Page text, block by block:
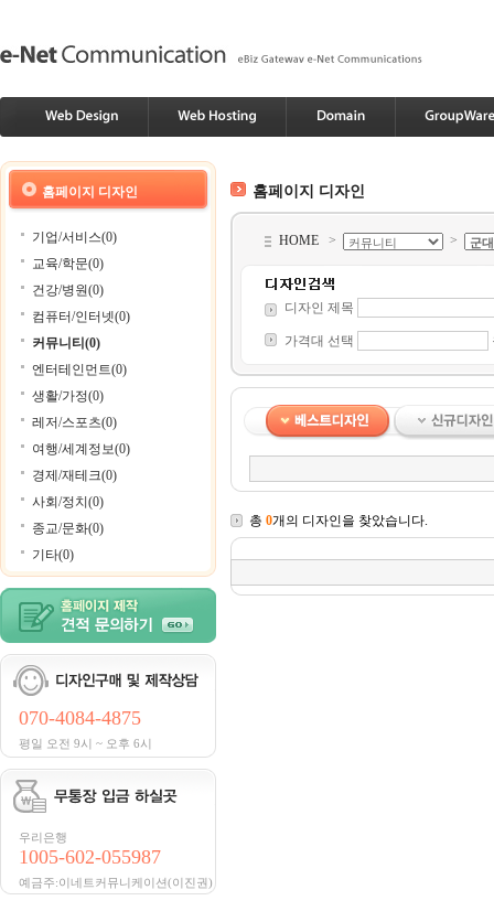
홈페이지 디자인
기업/서비스(0)
교육/학문(0)
건강/병원(0)
컴퓨터/인터넷(0)
커뮤니티(0)
엔터테인먼트(0)
생활/가정(0)
레저/스포츠(0)
여행/세계정보(0)
경제/재테크(0)
사회/정치(0)
종교/문화(0)
기타(0)
070-4084-4875
평일 오전 9시 ~ 오후 6시
우리은행
1005-602-055987
예금주:이네트커뮤니케이션(이진권)
홈페이지 디자인
HOME > >
디자인 제목
가격대 선택
총 0개의 디자인을 찾았습니다.